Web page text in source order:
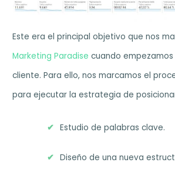
Este era el principal objetivo que nos
Marketing Paradise cuando
cliente. Para ello, nos marcamos el
para ejecutar la estrategia de
Estudio de palabras clave.
Diseño de una nueva